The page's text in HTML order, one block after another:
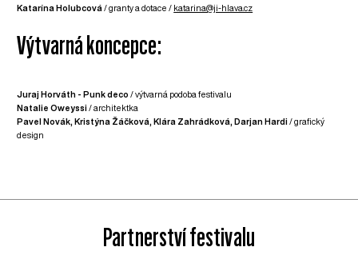
Katarína Holubcová / granty a dotace / katarina@ji-hlava.cz
Výtvarná koncepce:
Juraj Horváth - Punk deco / výtvarná podoba festivalu
Natalie Oweyssi/ architektka
Pavel Novák, Kristýna Žáčková, Klára Zahrádková, Darjan Hardi / grafický
design
Partnerství festivalu